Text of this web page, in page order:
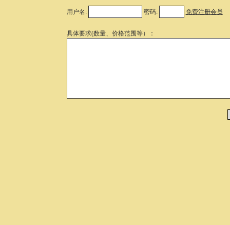
用户名: 密码: 免费注册会员
具体要求(数量、价格范围等）：